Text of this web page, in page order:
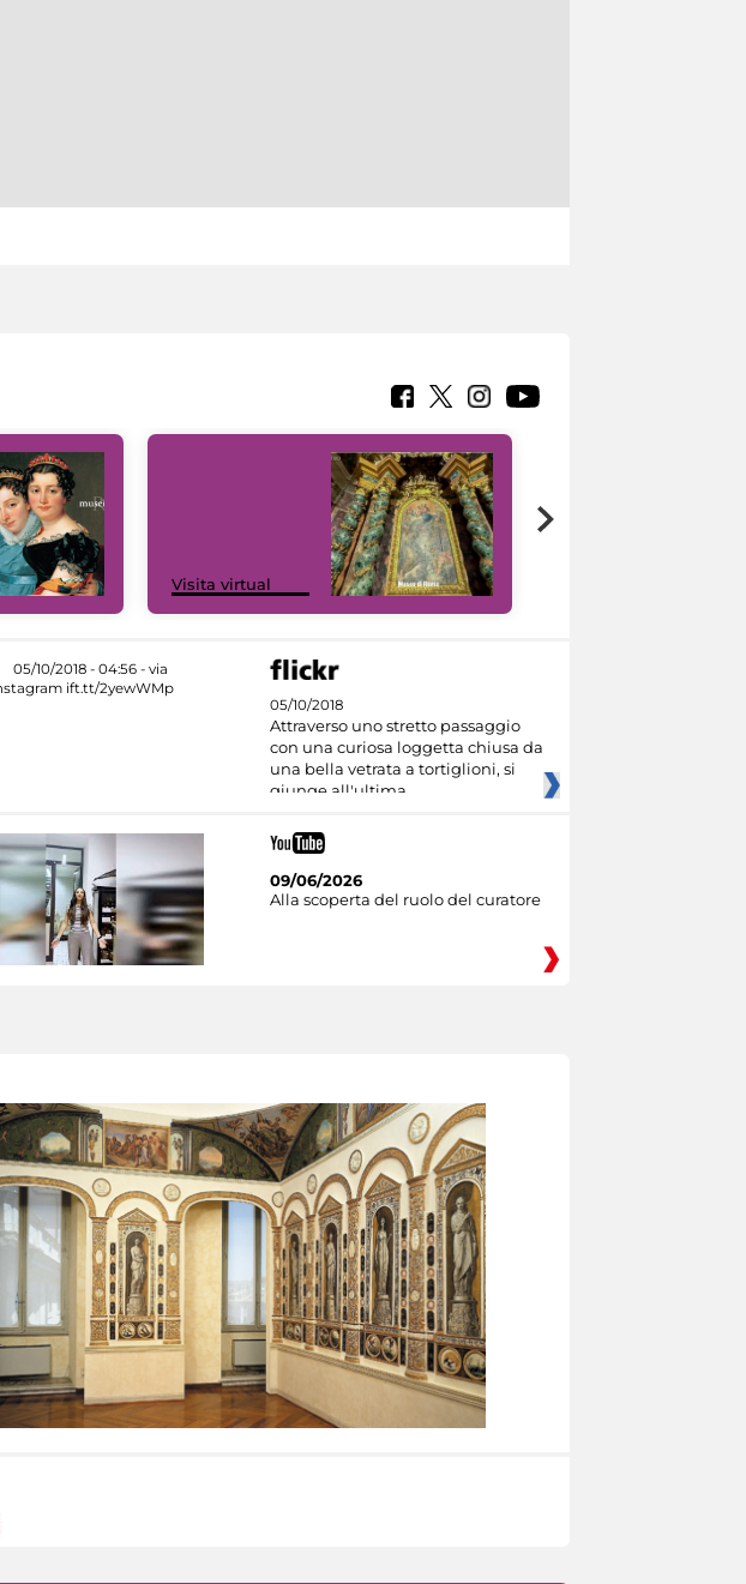
Visita virtual
05/10/2018
Attraverso uno stretto passaggio
con una curiosa loggetta chiusa da
una bella vetrata a tortiglioni, si
giunge all'ultima
09/06/2026
Alla scoperta del ruolo del curatore